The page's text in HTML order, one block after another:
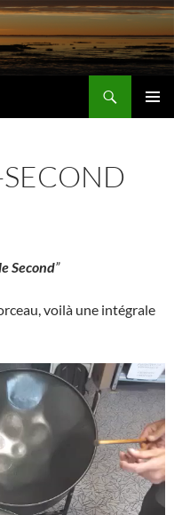
Second”
voilà une intégrale